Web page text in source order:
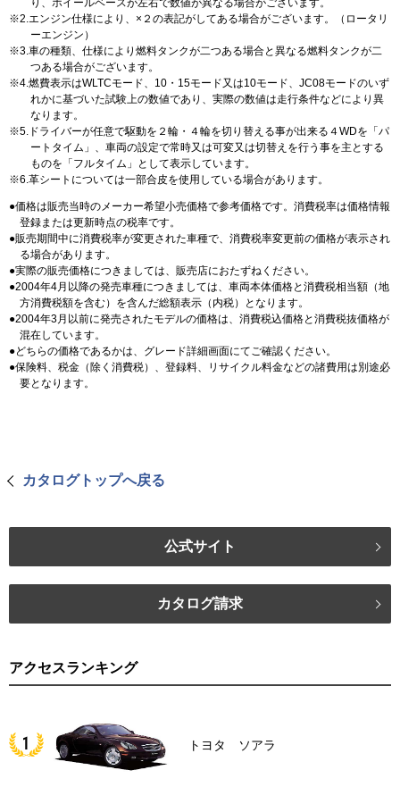
り、ホイールベースが左右で数値が異なる場合がございます。
2.エンジン仕様により、×２の表記がしてある場合がございます。（ロータリ
ーエンジン）
3.車の種類、仕様により燃料タンクが二つある場合と異なる燃料タンクが二
つある場合がございます。
4.燃費表示はWLTCモード、10・15モード又は10モード、JC08モードのいず
れかに基づいた試験上の数値であり、実際の数値は走行条件などにより異
なります。
5.ドライバーが任意で駆動を２輪・４輪を切り替える事が出来る４WDを「パ
ートタイム」、車両の設定で常時又は可変又は切替えを行う事を主とする
ものを「フルタイム」として表示しています。
6.革シートについては一部合皮を使用している場合があります。
価格は販売当時のメーカー希望小売価格で参考価格です。消費税率は価格情報
登録または更新時点の税率です。
販売期間中に消費税率が変更された車種で、消費税率変更前の価格が表示され
る場合があります。
実際の販売価格につきましては、販売店におたずねください。
2004年4月以降の発売車種につきましては、車両本体価格と消費税相当額（地
方消費税額を含む）を含んだ総額表示（内税）となります。
2004年3月以前に発売されたモデルの価格は、消費税込価格と消費税抜価格が
混在しています。
どちらの価格であるかは、グレード詳細画面にてご確認ください。
保険料、税金（除く消費税）、登録料、リサイクル料金などの諸費用は別途必
要となります。
カタログトップへ戻る
公式サイト
カタログ請求
アクセスランキング
トヨタ ソアラ